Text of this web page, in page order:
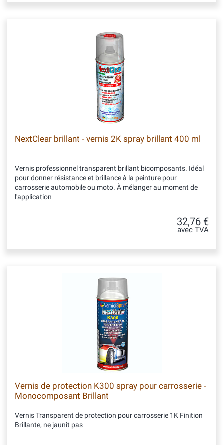
NextClear brillant - vernis 2K spray brillant 400 ml
Vernis professionnel transparent brillant bicomposants. Idéal
pour donner résistance et brillance à la peinture pour
carrosserie automobile ou moto. À mélanger au moment de
l'application
32,76 €
avec TVA
Vernis de protection K300 spray pour carrosserie -
Monocomposant Brillant
Vernis Transparent de protection pour carrosserie 1K Finition
Brillante, ne jaunit pas